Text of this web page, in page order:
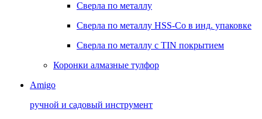
Сверла по металлу
Сверла по металлу HSS-Co в инд. упаковке
Сверла по металлу с TIN покрытием
Коронки алмазные тулфор
Amigo
ручной и садовый инструмент